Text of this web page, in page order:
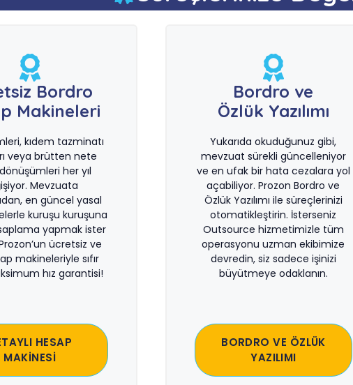
Bordro
Makineleri
kıdem tazminatı
veya brütten nete
her yıl
Mevzuata
en güncel yasal
kuruşu kuruşuna
yapmak ister
ücretsiz ve
makineleriyle sıfır
hız garantisi!
HESAP
MAKİNESİ
Bordro ve
Özlük Yazılımı
Yukarıda okuduğunuz gibi,
mevzuat sürekli güncelleniyor
ve en ufak bir hata cezalara yol
açabiliyor. Prozon Bordro ve
Özlük Yazılımı ile süreçlerinizi
otomatikleştirin. İsterseniz
Outsource hizmetimizle tüm
operasyonu uzman ekibimize
devredin, siz sadece işinizi
büyütmeye odaklanın.
BORDRO VE ÖZLÜK
YAZILIMI